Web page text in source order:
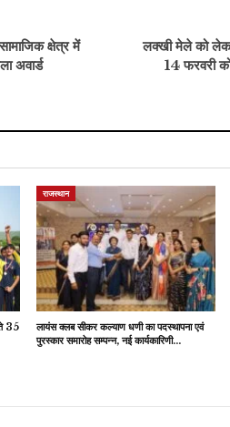
क्षेत्र में
अवार्ड
लक्खी मेले को
14 फरवरी
35
राजस्थान
लायंस क्लब सीकर कल्याण धणी का पदस्थापना एवं
पुरस्कार समारोह सम्पन्न, नई कार्यकारिणी…